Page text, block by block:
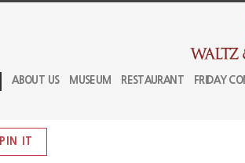
ABOUT US MUSEUM RESTAURANT FRIDAY
PIN IT